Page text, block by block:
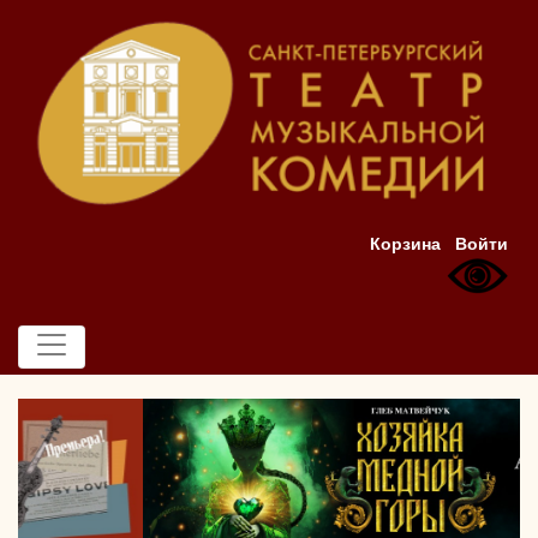
Корзина Войти